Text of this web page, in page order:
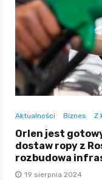
Aktualności Biznes Z
Orlen jest
dostaw ropy z
rozbudowa
19 sierpnia 2024